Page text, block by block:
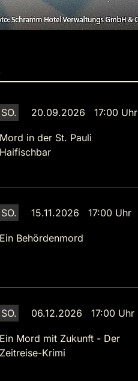
SO. 20.09.2026 17:00 Uhr
Mord in der St. Pauli
Haifischbar
SO. 15.11.2026 17:00 Uhr
Ein Behördenmord
SO. 06.12.2026 17:00 Uhr
Ein Mord mit Zukunft - Der
Zeitreise-Krimi